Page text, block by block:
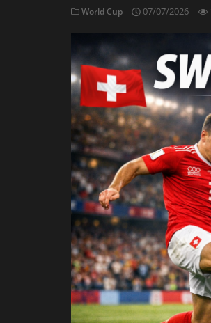
World Cup 07/07/2026